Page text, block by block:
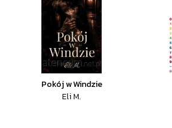
Pokój w Windzie
Eli M.